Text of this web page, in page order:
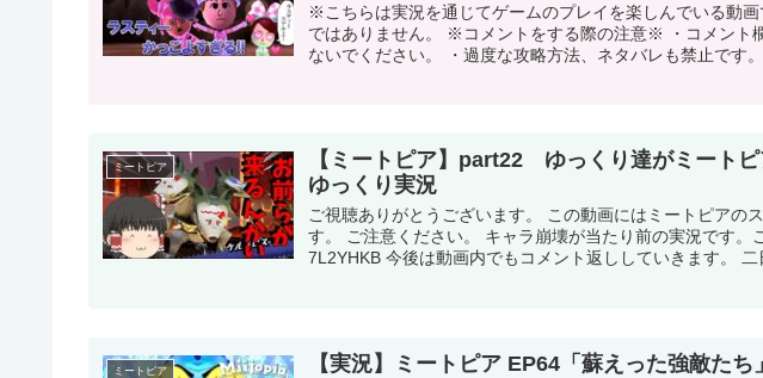
※こちらは実況を通じてゲームのプレイを楽しんでいる動
ではありません。 ※コメントをする際の注意※ ・コメント
ないでください。 ・過度な攻略方法、ネタバレも禁止です。
ミートピア
【ミートピア】part22 ゆっくり達がミート
ゆっくり実況
ご視聴ありがとうございます。 この動画にはミートピアの
す。 ご注意ください。 キャラ崩壊が当たり前の実況です。
7L2YHKB 今後は動画内でもコメント返ししていきます。 二
ミートピア 【実況】ミートピア EP64「蘇えった強敵たち」